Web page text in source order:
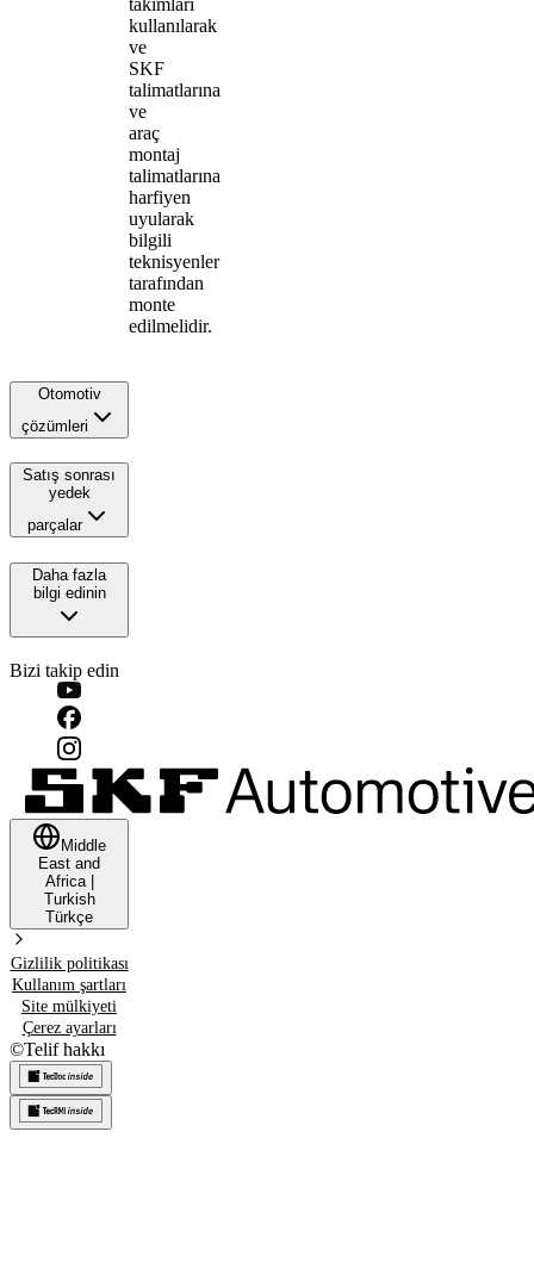
kullanılarak
ve
SKF
talimatlarına
ve
araç
montaj
talimatlarına
harfiyen
uyularak
bilgili
teknisyenler
tarafından
monte
edilmelidir.
Otomotiv
çözümleri
Satış sonrası
yedek
parçalar
Daha fazla
bilgi edinin
Bizi takip edin
Middle
East and
Africa|
Turkish
Türkçe
Gizlilik politikası
Kullanım şartları
Site mülkiyeti
Çerez ayarları
©Telif hakkı